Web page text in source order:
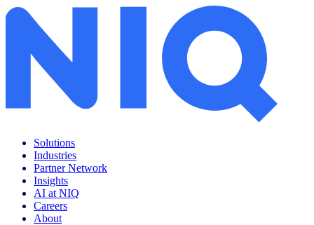
Solutions
Industries
Partner Network
Insights
AI at NIQ
Careers
About